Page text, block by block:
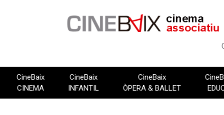
CineBaix
CINEMA
CineBaix
INFANTIL
CineBaix
ÒPERA & BALLET